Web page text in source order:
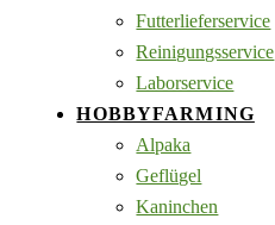
Futterlieferservice
Reinigungsservice
Laborservice
HOBBYFARMING
Alpaka
Geflügel
Kaninchen